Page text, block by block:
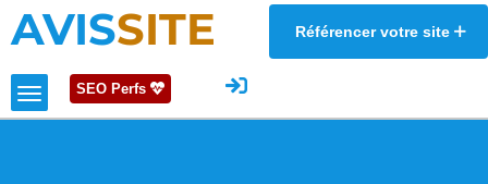
AVISSITE Référencer votre site
SEO Perfs